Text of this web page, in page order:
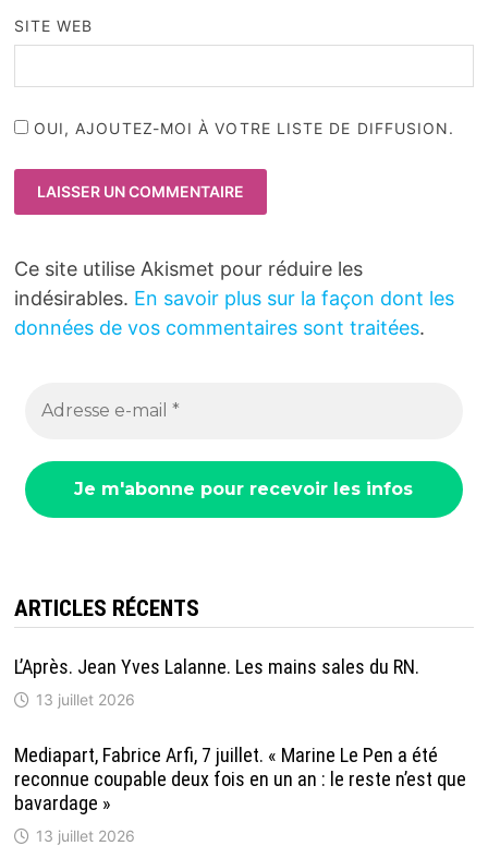
SITE WEB
OUI, AJOUTEZ-MOI À VOTRE LISTE DE DIFFUSION.
Ce site utilise Akismet pour réduire les
indésirables. En savoir plus sur la façon dont les
données de vos commentaires sont traitées.
ARTICLES RÉCENTS
L’Après. Jean Yves Lalanne. Les mains sales du RN.
13 juillet 2026
Mediapart, Fabrice Arfi, 7 juillet. « Marine Le Pen a été
reconnue coupable deux fois en un an : le reste n’est que
bavardage »
13 juillet 2026